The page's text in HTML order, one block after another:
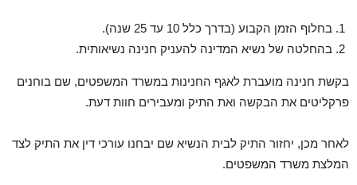
בחלוף הזמן הקבוע (בדרך כלל 10 עד 25 שנה).
בהחלטה של נשיא המדינה להעניק חנינה נשיאותית.
בקשת חנינה מועברת לאגף החנינות במשרד המשפטים, שם בוחנים
פרקליטים את הבקשה ואת התיק ומעבירים חוות דעת.
לאחר מכן, יחזור התיק לבית הנשיא שם יבחנו עורכי דין את התיק לצד
המלצת משרד המשפטים.